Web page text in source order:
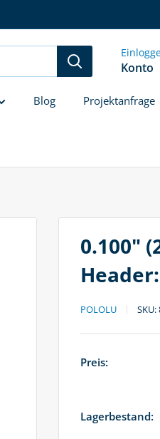
Konto
Blog Projektanfrage
0.100"
POLOLU SKU:
Preis:
Lagerbestand: